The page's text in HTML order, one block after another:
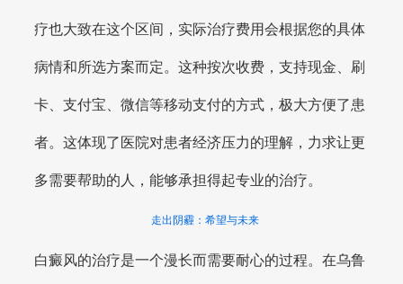
疗也大致在这个区间，实际治疗费用会根据您的具体
病情和所选方案而定。这种按次收费，支持现金、刷
卡、支付宝、微信等移动支付的方式，极大方便了患
者。这体现了医院对患者经济压力的理解，力求让更
多需要帮助的人，能够承担得起专业的治疗。
走出阴霾：希望与未来
白癜风的治疗是一个漫长而需要耐心的过程。在乌鲁